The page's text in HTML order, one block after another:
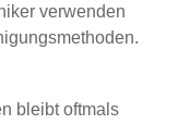
verwenden
bleibt oftmals